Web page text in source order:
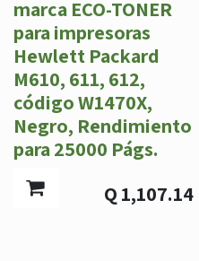
marca ECO-TONER
para impresoras
Hewlett Packard
M610, 611, 612,
código W1470X,
Negro, Rendimiento
para 25000 Págs.
Q 1,107.14